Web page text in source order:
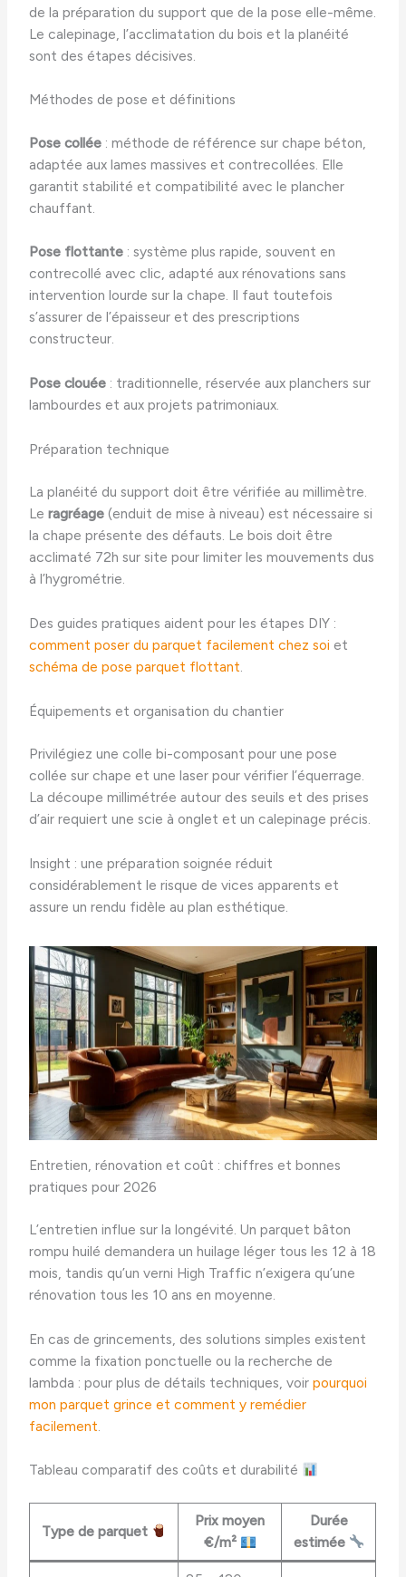
de la préparation du support que de la pose elle-même.
Le calepinage, l’acclimatation du bois et la planéité
sont des étapes décisives.
Méthodes de pose et définitions
Pose collée : méthode de référence sur chape béton,
adaptée aux lames massives et contrecollées. Elle
garantit stabilité et compatibilité avec le plancher
chauffant.
Pose flottante : système plus rapide, souvent en
contrecollé avec clic, adapté aux rénovations sans
intervention lourde sur la chape. Il faut toutefois
s’assurer de l’épaisseur et des prescriptions
constructeur.
Pose clouée : traditionnelle, réservée aux planchers sur
lambourdes et aux projets patrimoniaux.
Préparation technique
La planéité du support doit être vérifiée au millimètre.
Leragréage (enduit de mise à niveau) est nécessaire si
la chape présente des défauts. Le bois doit être
acclimaté 72h sur site pour limiter les mouvements dus
à l’hygrométrie.
Des guides pratiques aident pour les étapes DIY :
comment poser du parquet facilement chez soi et
schéma de pose parquet flottant.
Équipements et organisation du chantier
Privilégiez une colle bi-composant pour une pose
collée sur chape et une laser pour vérifier l’équerrage.
La découpe millimétrée autour des seuils et des prises
d’air requiert une scie à onglet et un calepinage précis.
Insight : une préparation soignée réduit
considérablement le risque de vices apparents et
assure un rendu fidèle au plan esthétique.
Entretien, rénovation et coût : chiffres et bonnes
pratiques pour 2026
L’entretien influe sur la longévité. Un parquet bâton
rompu huilé demandera un huilage léger tous les 12 à 18
mois, tandis qu’un verni High Traffic n’exigera qu’une
rénovation tous les 10 ans en moyenne.
En cas de grincements, des solutions simples existent
comme la fixation ponctuelle ou la recherche de
lambda : pour plus de détails techniques, voirpourquoi
mon parquet grince et comment y remédier
facilement
Tableau comparatif des coûts et durabilité
Type de parquet
Prix moyen
€/m²
Durée
estimée